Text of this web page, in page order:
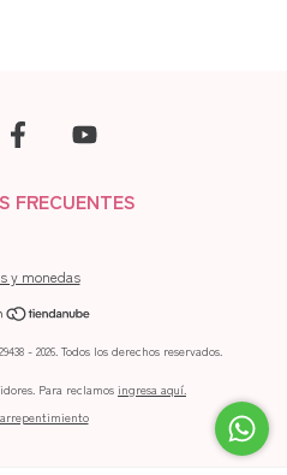
FRECUENTES
y monedas
- 2026. Todos los derechos reservados.
Para reclamos ingresa aquí.